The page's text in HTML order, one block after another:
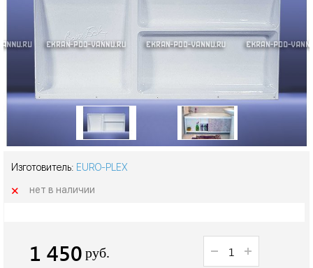
Изготовитель: EURO-PLEX
+ нет в наличии
1 450 руб.